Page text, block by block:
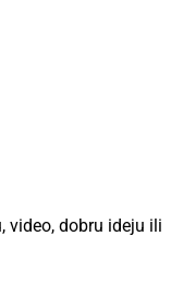
video, dobru ideju ili